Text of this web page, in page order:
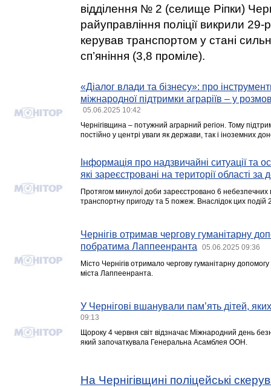
відділення № 2 (селище Ріпки)
райуправління поліції викрили 29-
керував транспортом у стані
сп’яніння (3,8 проміле).
«Діалог влади та бізнесу»: про
міжнародної підтримки аграріїв – у
05.06.2025 10:42
Чернігівщина – потужний аграрний регіон. Тому
постійно у центрі уваги як держави, так і іноземних
Інформація про надзвичайні ситуації та
які зареєстровані на території області за
Протягом минулої доби зареєстровано 6
транспортну пригоду та 5 пожеж. Внаслідок цих
Чернігів отримав чергову гуманітарну
побратима Лаппеенранта
05.06.2025 09:36
Місто Чернігів отримало чергову гуманітарну
міста Лаппеенранта.
У Чернігові вшанували пам’ять дітей,
09:13
Щороку 4 червня світ відзначає Міжнародний день
який започаткувала Генеральна Асамблея ООН.
На Чернігівщині поліцейські